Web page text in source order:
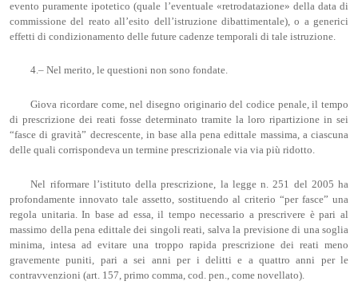
evento puramente ipotetico (quale l’eventuale «retrodatazione» della data di
commissione del reato all’esito dell’istruzione dibattimentale), o a generici
effetti di condizionamento delle future cadenze temporali di tale istruzione.
4.– Nel merito, le questioni non sono fondate.
Giova ricordare come, nel disegno originario del codice penale, il tempo
di prescrizione dei reati fosse determinato tramite la loro ripartizione in sei
“fasce di gravità” decrescente, in base alla pena edittale massima, a ciascuna
delle quali corrispondeva un termine prescrizionale via via più ridotto.
Nel riformare l’istituto della prescrizione, la legge n. 251 del 2005 ha
profondamente innovato tale assetto, sostituendo al criterio “per fasce” una
regola unitaria. In base ad essa, il tempo necessario a prescrivere è pari al
massimo della pena edittale dei singoli reati, salva la previsione di una soglia
minima, intesa ad evitare una troppo rapida prescrizione dei reati meno
gravemente puniti, pari a sei anni per i delitti e a quattro anni per le
contravvenzioni (art. 157, primo comma, cod. pen., come novellato).